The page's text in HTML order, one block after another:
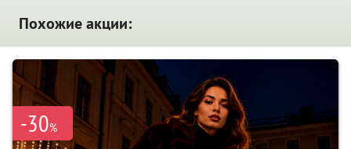
Похожие акции:
-30%